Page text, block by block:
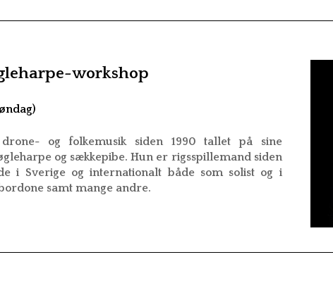
workshop
og folkemusik siden 1990 tallet på sine
og sækkepibe. Hun er rigsspillemand siden
i Sverige og internationalt både som solist og i
samt mange andre.